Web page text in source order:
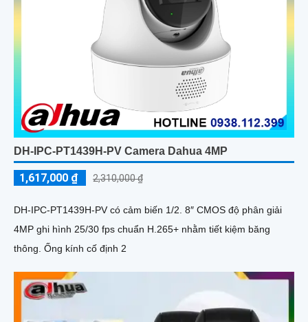
DH-IPC-PT1439H-PV Camera Dahua 4MP
1,617,000 ₫ 2,310,000 ₫
DH-IPC-PT1439H-PV có cảm biến 1/2. 8″ CMOS độ phân giải
4MP ghi hình 25/30 fps chuẩn H.265+ nhằm tiết kiệm băng
thông. Ống kính cố định 2